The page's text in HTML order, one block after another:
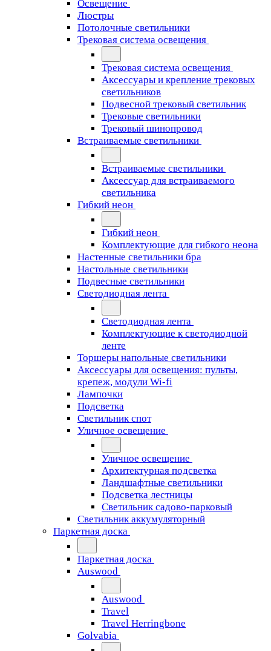
Освещение
Люстры
Потолочные светильники
Трековая система освещения
Трековая система освещения
Аксессуары и крепление трековых
светильников
Подвесной трековый светильник
Трековые светильники
Трековый шинопровод
Встраиваемые светильники
Встраиваемые светильники
Аксессуар для встраиваемого
светильника
Гибкий неон
Гибкий неон
Комплектующие для гибкого неона
Настенные светильники бра
Настольные светильники
Подвесные светильники
Светодиодная лента
Светодиодная лента
Комплектующие к светодиодной
ленте
Торшеры напольные светильники
Аксессуары для освещения: пульты,
крепеж, модули Wi-fi
Лампочки
Подсветка
Светильник спот
Уличное освещение
Уличное освещение
Архитектурная подсветка
Ландшафтные светильники
Подсветка лестницы
Светильник садово-парковый
Светильник аккумуляторный
Паркетная доска
Паркетная доска
Auswood
Auswood
Travel
Travel Herringbone
Golvabia